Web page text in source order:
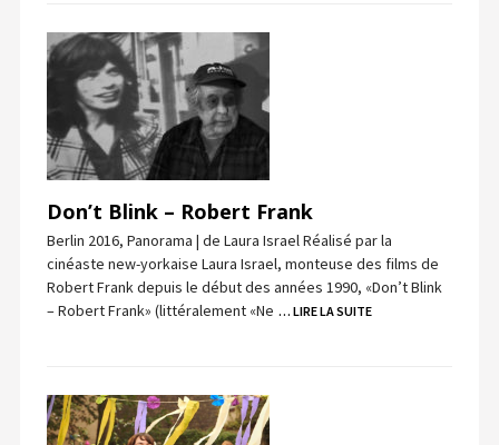
Don’t Blink – Robert Frank
Berlin 2016, Panorama | de Laura Israel Réalisé par la
cinéaste new-yorkaise Laura Israel, monteuse des films de
Robert Frank depuis le début des années 1990, «Don’t Blink
– Robert Frank» (littéralement «Ne … LIRE LA SUITE